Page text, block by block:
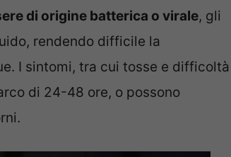
di origine batterica o virale, gli
rendendo difficile la
I sintomi, tra cui tosse e difficoltà
di 24-48 ore, o possono